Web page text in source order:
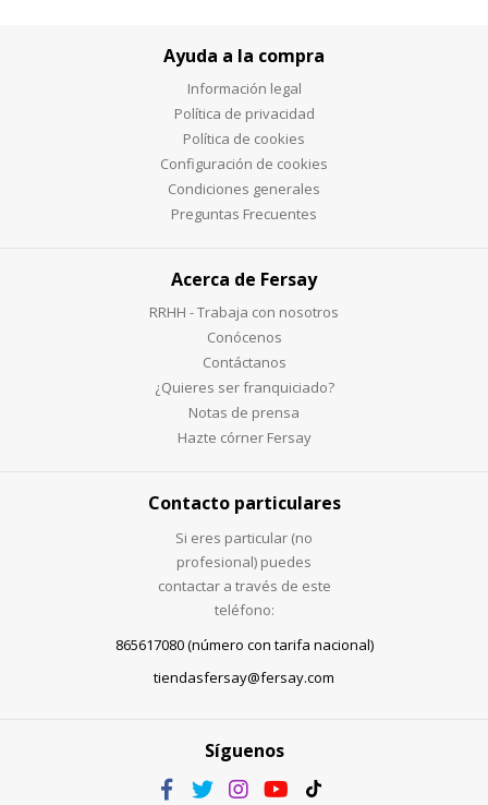
Ayuda a la compra
Información legal
Política de privacidad
Política de cookies
Configuración de cookies
Condiciones generales
Preguntas Frecuentes
Acerca de Fersay
RRHH - Trabaja con nosotros
Conócenos
Contáctanos
¿Quieres ser franquiciado?
Notas de prensa
Hazte córner Fersay
Contacto particulares
Si eres particular (no
profesional) puedes
contactar a través de este
teléfono:
865617080 (número con tarifa nacional)
tiendasfersay@fersay.com
Síguenos